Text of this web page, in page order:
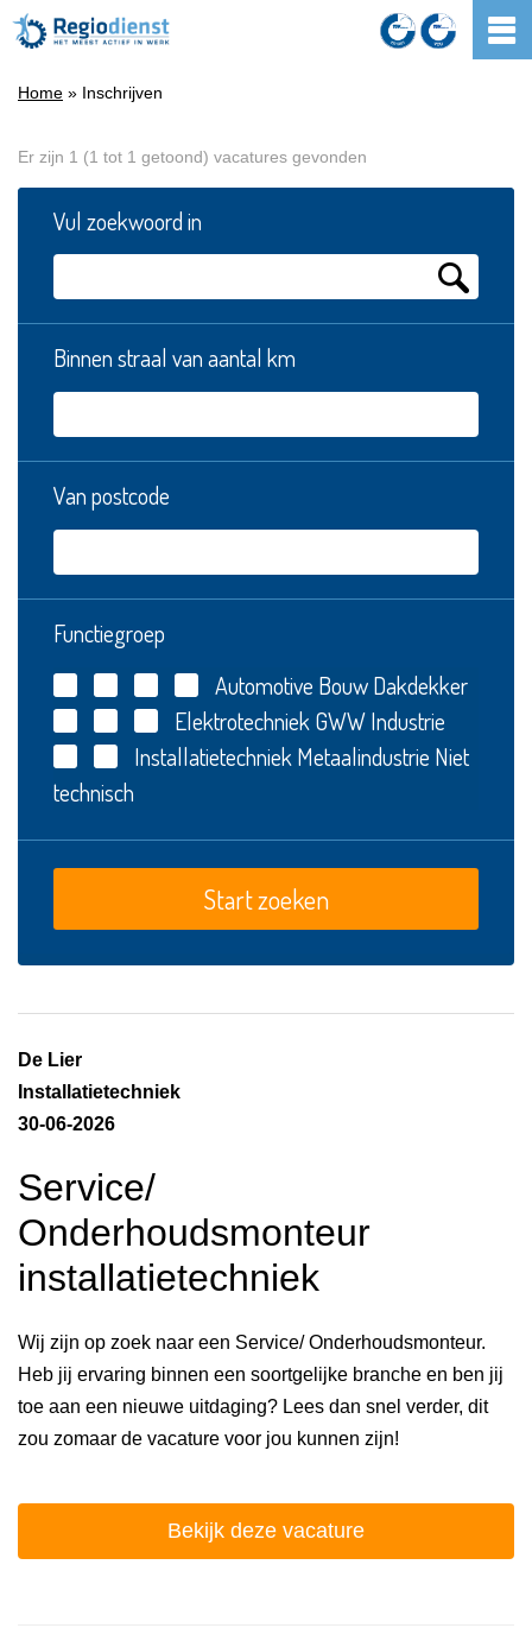
Home » Inschrijven
Er zijn 1 (1 tot 1 getoond) vacatures gevonden
Vul zoekwoord in
Binnen straal van aantal km
Van postcode
Functiegroep
Automotive BouwDakdekker
Elektrotechniek GWWIndustrie
Installatietechniek Metaalindustrie Niet
technisch
De Lier
Installatietechniek
30-06-2026
Service/
Onderhoudsmonteur
installatietechniek
Wij zijn op zoek naar een Service/ Onderhoudsmonteur.
Heb jij ervaring binnen een soortgelijke branche en ben jij
toe aan een nieuwe uitdaging? Lees dan snel verder, dit
zou zomaar de vacature voor jou kunnen zijn!
Bekijk deze vacature